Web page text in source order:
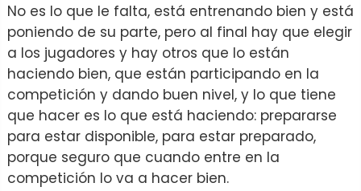
No es lo que le falta, está entrenando bien y está
poniendo de su parte, pero al final hay que elegir
a los jugadores y hay otros que lo están
haciendo bien, que están participando en la
competición y dando buen nivel, y lo que tiene
que hacer es lo que está haciendo: prepararse
para estar disponible, para estar preparado,
porque seguro que cuando entre en la
competición lo va a hacer bien.